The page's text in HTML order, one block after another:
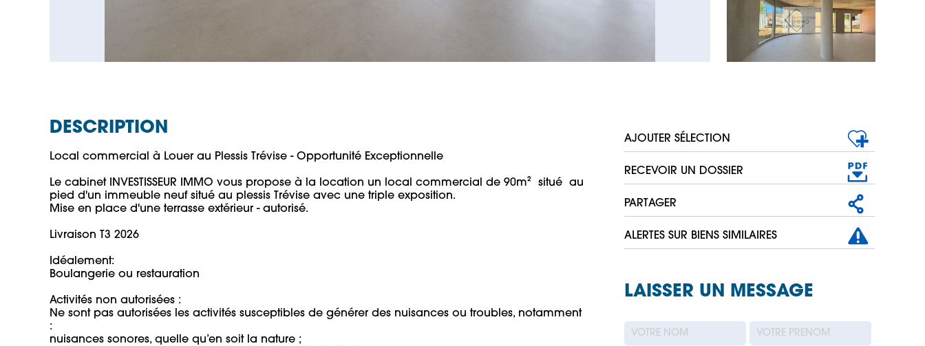
DESCRIPTION
Local commercial à Louer au Plessis Trévise - Opportunité Exceptionnelle
Le cabinet INVESTISSEUR IMMO vous propose à la location un local commercial de 90m²  situé  au
pied d'un immeuble neuf situé au plessis Trévise avec une triple exposition.
Mise en place d'une terrasse extérieur - autorisé.
Livraison T3 2026
Idéalement:
Boulangerie ou restauration
Activités non autorisées :
Ne sont pas autorisées les activités susceptibles de générer des nuisances ou troubles, notamment
:
nuisances sonores, quelle qu’en soit la nature ;
AJOUTER SÉLECTION
RECEVOIR UN DOSSIER
PARTAGER
ALERTES SUR BIENS SIMILAIRES
LAISSER UN MESSAGE